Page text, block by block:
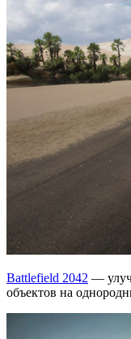
Battlefield 2042 —
объектов на